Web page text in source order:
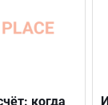
когда